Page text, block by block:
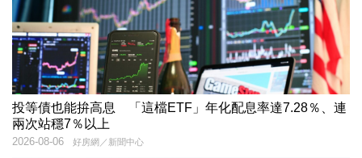
投等債也能拚高息 「這檔ETF」年化配息率達7.28％、連
兩次站穩7％以上
好房網／新聞中心
2026-08-06